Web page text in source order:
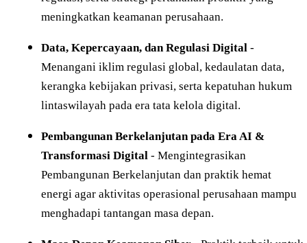
meningkatkan keamanan perusahaan.
Data, Kepercayaan, dan Regulasi Digital -
Menangani iklim regulasi global, kedaulatan data,
kerangka kebijakan privasi, serta kepatuhan hukum
lintaswilayah pada era tata kelola digital.
Pembangunan Berkelanjutan pada Era AI &
Transformasi Digital - Mengintegrasikan
Pembangunan Berkelanjutan dan praktik hemat
energi agar aktivitas operasional perusahaan mampu
menghadapi tantangan masa depan.